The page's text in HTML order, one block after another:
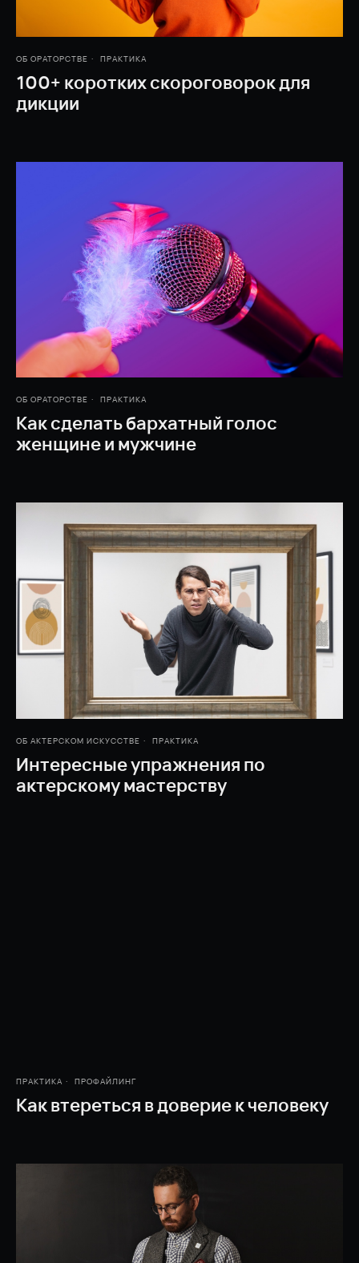
ОБ ОРАТОРСТВЕ ПРАКТИКА
100+ коротких скороговорок для
дикции
ОБ ОРАТОРСТВЕ ПРАКТИКА
Как сделать бархатный голос
женщине и мужчине
ОБ АКТЕРСКОМ ИСКУССТВЕ ПРАКТИКА
Интересные упражнения по
актерскому мастерству
ПРАКТИКА ПРОФАЙЛИНГ
Как втереться в доверие к человеку